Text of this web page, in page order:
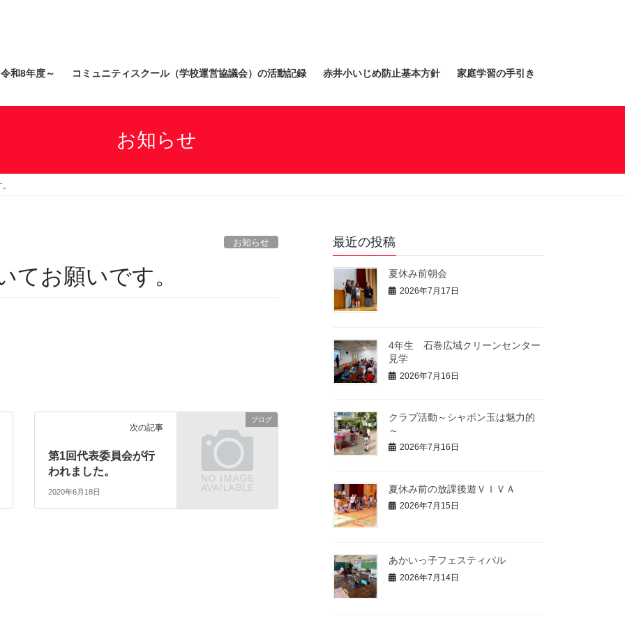
和8年度～ コミュニティスクール（学校運営協議会）の活動記録 赤井小いじめ防止基本方針 家庭学習の手引き
お知らせ
お知らせ
てお願いです。
ブログ
次の記事
第1回代表委員会が行
われました。
2020年6月18日
最近の投稿
夏休み前朝会
2026年7月17日
4年生 石巻広域クリーンセンター
見学
2026年7月16日
クラブ活動～シャボン玉は魅力的
～
2026年7月16日
夏休み前の放課後遊ＶＩＶＡ
2026年7月15日
あかいっ子フェスティバル
2026年7月14日